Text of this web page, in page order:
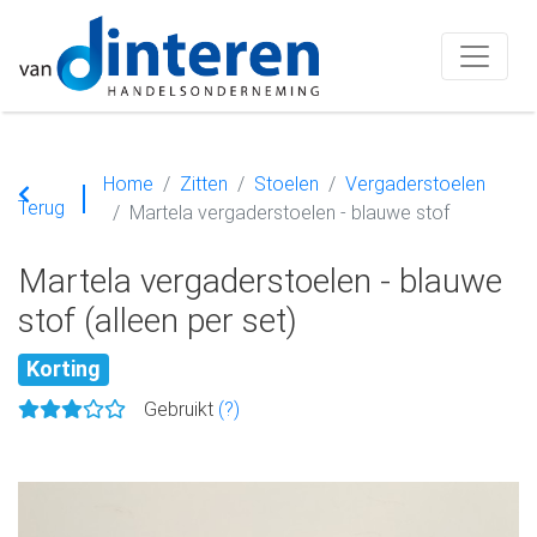
Terug
Home Zitten Stoelen
Vergaderstoelen
Martela vergaderstoelen - blauwe stof
Martela vergaderstoelen - blauwe
stof (alleen per set)
Korting
Gebruikt (?)